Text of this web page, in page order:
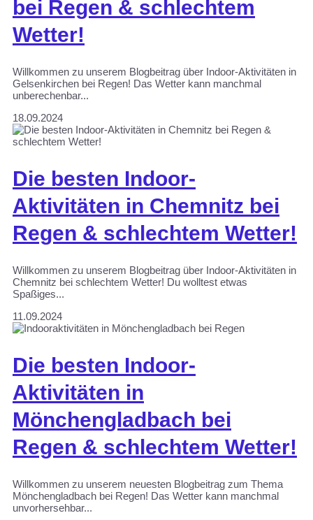
bei Regen & schlechtem
Wetter!
Willkommen zu unserem Blogbeitrag über Indoor-Aktivitäten in
Gelsenkirchen bei Regen! Das Wetter kann manchmal
unberechenbar...
18.09.2024
Die besten Indoor-
Aktivitäten in Chemnitz bei
Regen & schlechtem Wetter!
Willkommen zu unserem Blogbeitrag über Indoor-Aktivitäten in
Chemnitz bei schlechtem Wetter! Du wolltest etwas
Spaßiges...
11.09.2024
Die besten Indoor-
Aktivitäten in
Mönchengladbach bei
Regen & schlechtem Wetter!
Willkommen zu unserem neuesten Blogbeitrag zum Thema
Mönchengladbach bei Regen! Das Wetter kann manchmal
unvorhersehbar...